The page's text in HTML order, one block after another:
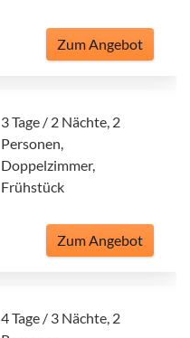
Zum Angebot
3 Tage / 2 Nächte, 2
Personen,
Doppelzimmer,
Frühstück
Zum Angebot
4 Tage / 3 Nächte, 2